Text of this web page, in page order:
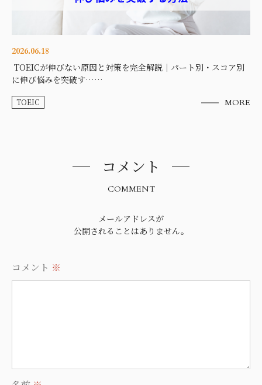
2026.06.18
TOEICが伸びない原因と対策を完全解説｜パート別・スコア別
に伸び悩みを突破す……
TOEIC MORE
コメント
COMMENT
メールアドレスが
公開されることはありません。
コメント ※